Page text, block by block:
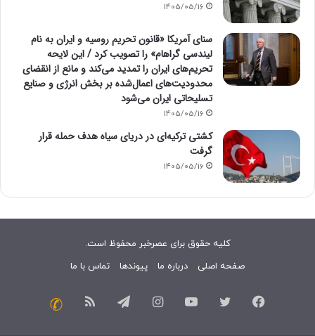
1405/05/16
سنای آمریکا «قانون تحریم روسیه و ایران به نام
لیندسی گراهام» را تصویب کرد / این لایحه
تحریم‌های ایران را تمدید می‌کند و مانع از انقضای
محدودیت‌های اعمال‌شده بر بخش انرژی و صنایع
تسلیحاتی ایران می‌شود
1405/05/16
کشتی ترکیه‌ای در دریای سیاه هدف حمله قرار
گرفت
1405/05/16
کلیه حقوق برای عصرخبر محفوظ است.
صفحه اصلی
درباره ما پیوندها تماس با ما
فیسبوک توییتر یوتیوب اینستاگرامتلگرام خوراک